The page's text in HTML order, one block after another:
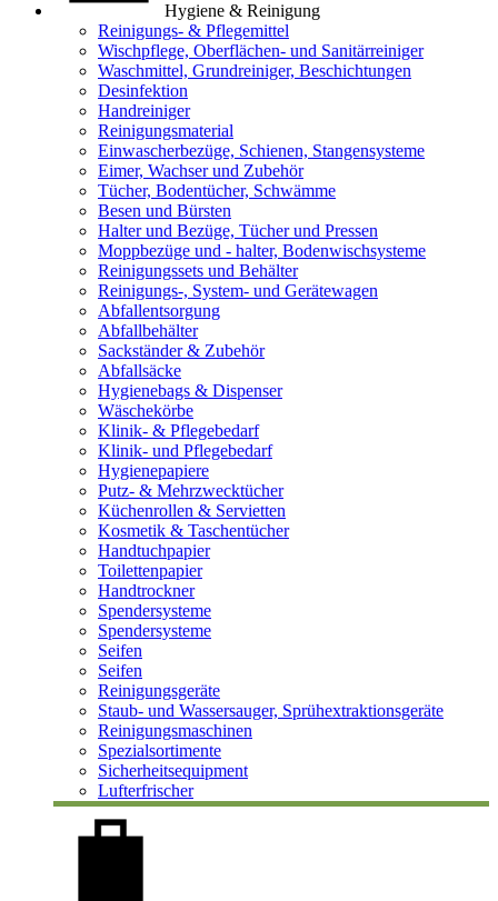
Hygiene & Reinigung
Reinigungs- & Pflegemittel
Wischpflege, Oberflächen- und Sanitärreiniger
Waschmittel, Grundreiniger, Beschichtungen
Desinfektion
Handreiniger
Reinigungsmaterial
Einwascherbezüge, Schienen, Stangensysteme
Eimer, Wachser und Zubehör
Tücher, Bodentücher, Schwämme
Besen und Bürsten
Halter und Bezüge, Tücher und Pressen
Moppbezüge und - halter, Bodenwischsysteme
Reinigungssets und Behälter
Reinigungs-, System- und Gerätewagen
Abfallentsorgung
Abfallbehälter
Sackständer & Zubehör
Abfallsäcke
Hygienebags & Dispenser
Wäschekörbe
Klinik- & Pflegebedarf
Klinik- und Pflegebedarf
Hygienepapiere
Putz- & Mehrzwecktücher
Küchenrollen & Servietten
Kosmetik & Taschentücher
Handtuchpapier
Toilettenpapier
Handtrockner
Spendersysteme
Spendersysteme
Seifen
Seifen
Reinigungsgeräte
Staub- und Wassersauger, Sprühextraktionsgeräte
Reinigungsmaschinen
Spezialsortimente
Sicherheitsequipment
Lufterfrischer